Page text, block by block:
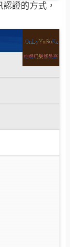
證的方式，